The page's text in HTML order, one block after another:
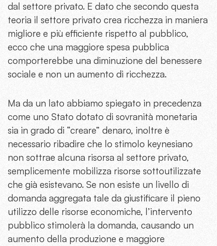
dal settore privato. E dato che secondo questa
teoria il settore privato crea ricchezza in maniera
migliore e più efficiente rispetto al pubblico,
ecco che una maggiore spesa pubblica
comporterebbe una diminuzione del benessere
sociale e non un aumento di ricchezza.
Ma da un lato abbiamo spiegato in precedenza
come uno Stato dotato di sovranità monetaria
sia in grado di “creare” denaro, inoltre è
necessario ribadire che lo stimolo keynesiano
non sottrae alcuna risorsa al settore privato,
semplicemente mobilizza risorse sottoutilizzate
che già esistevano. Se non esiste un livello di
domanda aggregata tale da giustificare il pieno
utilizzo delle risorse economiche, l’intervento
pubblico stimolerà la domanda, causando un
aumento della produzione e maggiore